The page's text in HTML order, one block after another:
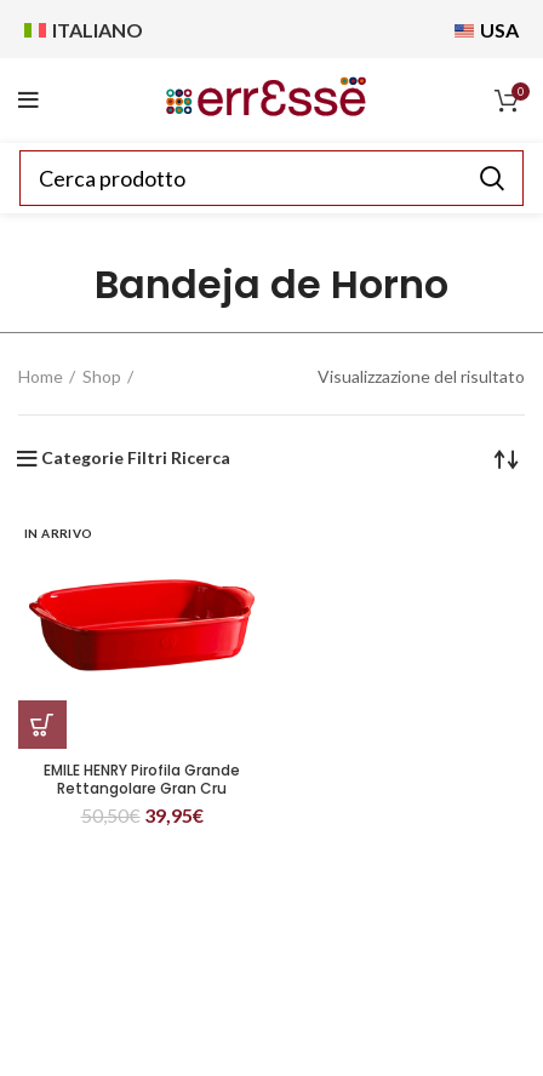
ITALIANO USA
0
Bandeja de Horno
Home Shop Visualizzazione del risultato
Categorie Filtri Ricerca
IN ARRIVO
EMILE HENRY Pirofila Grande
Rettangolare Gran Cru
50,50€ 39,95€